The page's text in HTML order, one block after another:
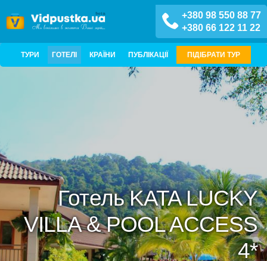
+380 98 550 88 77
+380 66 122 11 22
ТУРИ ГОТЕЛІ КРАЇНИ ПУБЛІКАЦІЇ ПІДІБРАТИ ТУР
Готель KATA LUCKY
VILLA & POOL ACCESS
4*